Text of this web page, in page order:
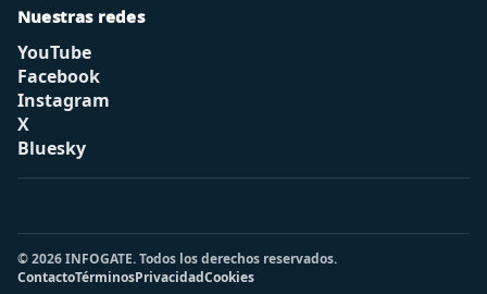
Nuestras redes
YouTube
Facebook
Instagram
X
Bluesky
© 2026 INFOGATE. Todos los derechos reservados.
ContactoTérminosPrivacidadCookies